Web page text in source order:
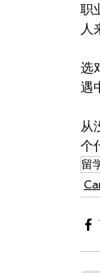
职
人
选
遇
从
个
留